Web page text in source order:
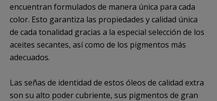
encuentran formulados de manera única para cada
color. Esto garantiza las propiedades y calidad única
de cada tonalidad gracias a la especial selección de los
aceites secantes, así como de los pigmentos más
adecuados.
Las señas de identidad de estos óleos de calidad extra
son su alto poder cubriente, sus pigmentos de gran